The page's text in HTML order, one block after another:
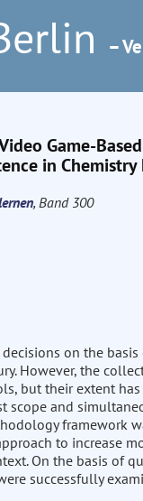
–
Game-
in Chemistry
, Band 300
on the
However, the
but their extent
and
framework
to increase
On the basis of
successfully